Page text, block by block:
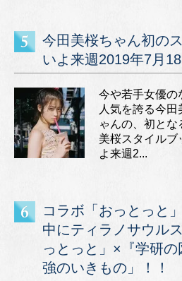
今田美桜ちゃん初の
いよ来週2019年7月
今や若手女優の
人気を誇る今
ゃんの、初とな
美桜スタイルブ
よ来週2...
コラボ「おっとっと
中にティラノサウル
っとっと」×『学研
強のいきもの」！！